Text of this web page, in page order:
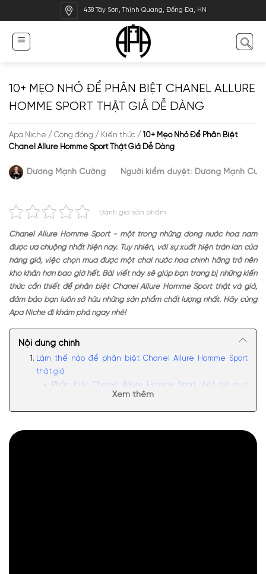
qua
dung
438 Tây Sơn, Thịnh Quang, Đống Đa, HN
10+ MẸO NHỎ ĐỂ PHÂN BIỆT CHANEL ALLURE
HOMME SPORT THẬT GIẢ DỄ DÀNG
Apa Niche / Cộng đồng / Kiến thức / 10+ Mẹo Nhỏ Để Phân Biệt
Chanel Allure Homme Sport Thật Giả Dễ Dàng
Dương Mạnh Cường Người kiểm duyệt: Dương Mạnh
Đánh giá sản phẩm
Chanel Allure Homme Sport - một trong những dòng nước hoa nam
được ưa chuộng nhất hiện nay. Tuy nhiên, với sự xuất hiện tràn lan của
hàng giả, việc chọn mua được một chai nước hoa chính hãng trở nên
khó khăn hơn bao giờ hết. Bài viết này sẽ giúp bạn trang bị những kiến
thức cần thiết để phân biệt Chanel Allure Homme Sport thật và giả,
đảm bảo bạn luôn sở hữu những sản phẩm chất lượng nhất. Hãy cùng
Apa Niche đi khám phá ngay nhé!
Nội dung chính
Làm thế nào để phân biệt Chanel Allure Homme Sport
thật giả
Phân biệt Chanel Allure Homme Sport thật giả qua
yếu tố bên ngoài
Phân biệt Allure Homme Sport thật giả qua nilon
Xem thêm